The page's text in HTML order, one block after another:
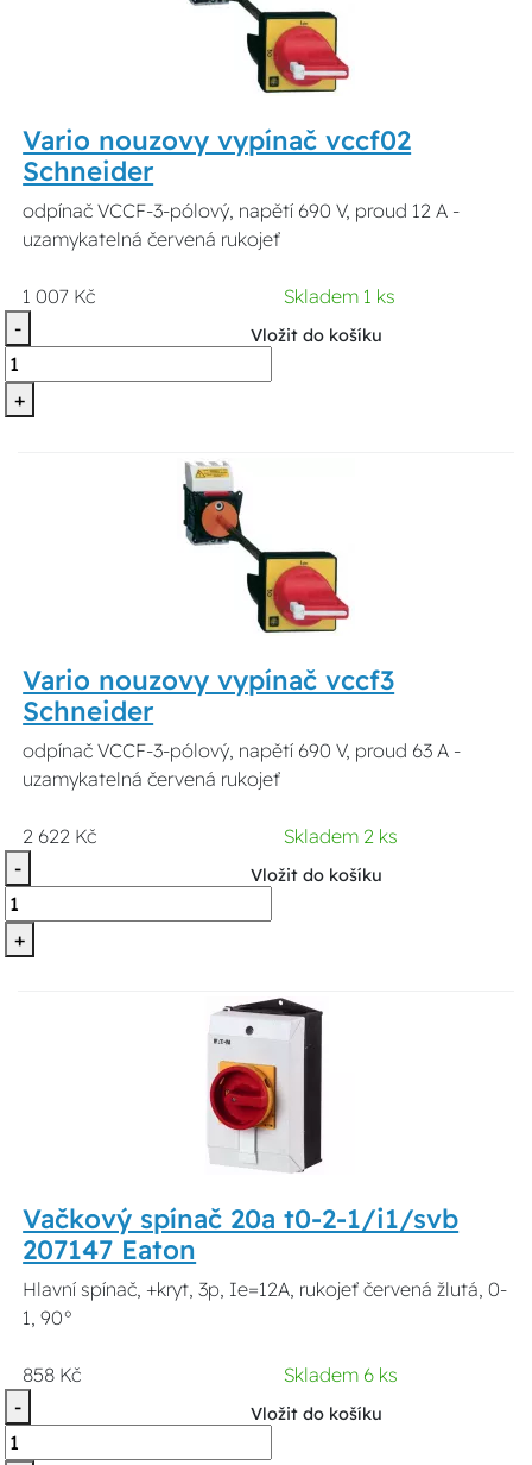
Vario nouzovy vypínač vccf02
Schneider
odpínač VCCF-3-pólový, napětí 690 V, proud 12 A -
uzamykatelná červená rukojeť
1 007 Kč
Skladem 1 ks
-
+
Vložit do košíku
Vario nouzovy vypínač vccf3
Schneider
odpínač VCCF-3-pólový, napětí 690 V, proud 63 A -
uzamykatelná červená rukojeť
2 622 Kč
Skladem 2 ks
-
+
Vložit do košíku
Vačkový spínač 20a t0-2-1/i1/svb
207147 Eaton
Hlavní spínač, +kryt, 3p, Ie=12A, rukojeť červená žlutá, 0-
1, 90°
858 Kč
Skladem 6 ks
-
Vložit do košíku